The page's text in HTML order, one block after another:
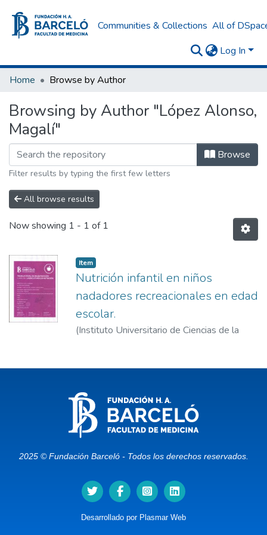
Communities & Collections All of
Log In
Home Browse by Author
Browsing by Author "López Alonso,
Magalí"
Browse
Filter results by typing the first few letters
All browse results
Now showing 1 - 1 of 1
Item
Nutrición infantil en niños
nadadores recreacionales en edad
escolar.
(Instituto Universitario de Ciencias de la
2025 © Fundación Barceló - Todos los derechos reservados.
Desarrollado por Plasmar Web